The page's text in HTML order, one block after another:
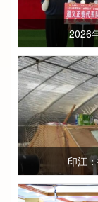
2026
印江